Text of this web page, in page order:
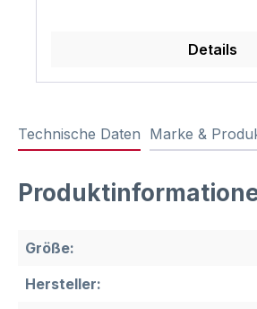
Details
Technische Daten Marke &
Größe:
Hersteller: